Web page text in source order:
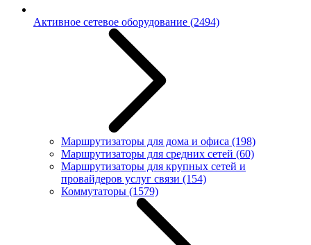
Активное сетевое оборудование (2494)
Маршрутизаторы для дома и офиса (198)
Маршрутизаторы для средних сетей (60)
Маршрутизаторы для крупных сетей и
провайдеров услуг связи (154)
Коммутаторы (1579)